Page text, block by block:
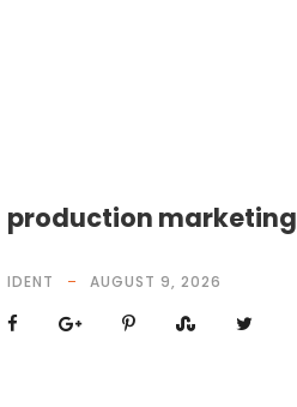
production marketing
IDENT AUGUST 9, 2026